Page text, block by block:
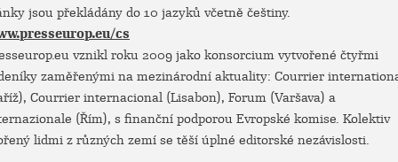
jsou překládány do 10 jazyků včetně češtiny.
cs
vznikl roku 2009 jako konsorcium vytvořené čtyřmi
zaměřenými na mezinárodní aktuality: Courrier
Courrier internacional (Lisabon), Forum (Varšava) a
(Řím), s finanční podporou Evropské komise. Kolektiv
lidmi z různých zemí se těší úplné editorské nezávislosti.